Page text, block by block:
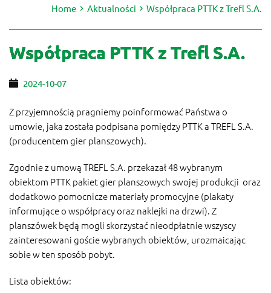
Home Aktualności Współpraca PTTK z Trefl S.A.
Współpraca PTTK z Trefl S.A.
2024-10-07
Z przyjemnością pragniemy poinformować Państwa o
umowie, jaka została podpisana pomiędzy PTTK a TREFL S.A.
(producentem gier planszowych).
Zgodnie z umową TREFL S.A. przekazał 48 wybranym
obiektom PTTK pakiet gier planszowych swojej produkcji oraz
dodatkowo pomocnicze materiały promocyjne (plakaty
informujące o współpracy oraz naklejki na drzwi). Z
planszówek będą mogli skorzystać nieodpłatnie wszyscy
zainteresowani goście wybranych obiektów, urozmaicając
sobie w ten sposób pobyt.
Lista obiektów: